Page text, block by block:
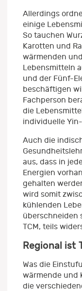
Allerdings
einige
So tauchen
Karotten und
wärmenden
Lebensmitteln
und der Fünf-
beschäftigen
Fachperson
die
individuelle
Auch die
aus, dass in
Energien
gehalten
wird somit
kühlenden
überschneiden
TCM, teils
Regional ist
Was die
wärmende und
die